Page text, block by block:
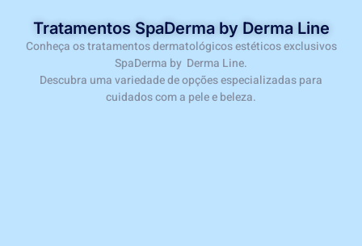
Tratamentos SpaDerma by Derma Line
Conheça os tratamentos dermatológicos estéticos exclusivos
SpaDerma by Derma Line.
Descubra uma variedade de opções especializadas para
cuidados com a pele e beleza.